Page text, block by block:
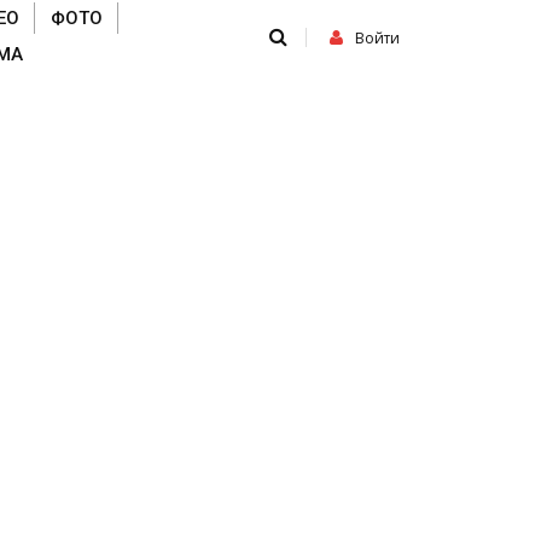
ФОТО
Войти